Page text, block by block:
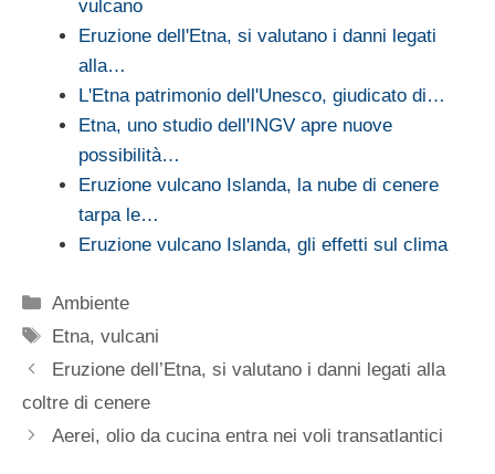
vulcano
Eruzione dell'Etna, si valutano i danni legati
alla…
L'Etna patrimonio dell'Unesco, giudicato di…
Etna, uno studio dell'INGV apre nuove
possibilità…
Eruzione vulcano Islanda, la nube di cenere
tarpa le…
Eruzione vulcano Islanda, gli effetti sul clima
Categorie
Ambiente
Tag
Etna,vulcani
Eruzione dell’Etna, si valutano i danni legati alla
coltre di cenere
Aerei, olio da cucina entra nei voli transatlantici